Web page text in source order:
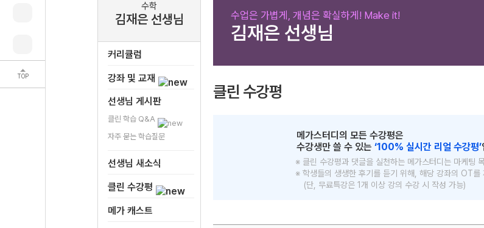
TOP
수학
김재은 선생님
커리큘럼
강좌 및 교재
선생님 게시판
클린 학습 Q&A
자주 묻는 학습질문
선생님 새소식
클린 수강평
메가 캐스트
수업은 가볍게, 개념은 확실하게! Make it!
김재은 선생님
클린 수강평
메가스터디의 모든 수강평은
수강생만 쓸 수 있는 ‘100% 실시간 리얼 수강평’
※ 클린 수강평과 댓글을 실천하는 메가스터디는 마케팅
※ 학생들의 생생한 후기를 듣기 위해, 해당 강좌의 OT
(단, 무료특강은 1개 이상 강의 수강 시 작성 가능)